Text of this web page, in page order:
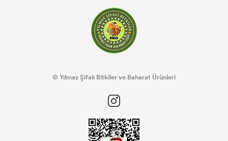
© Yılmaz Şifalı Bitkiler ve Baharat Ürünleri